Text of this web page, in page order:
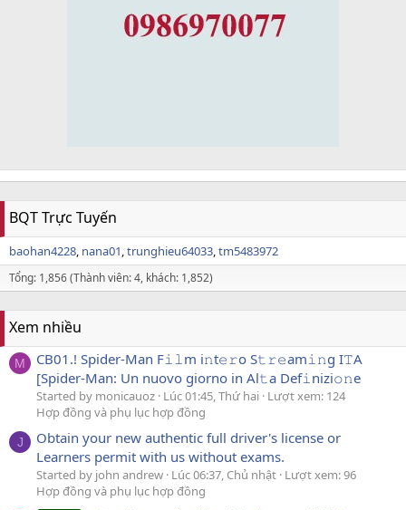
BQT Trực Tuyến
baohan4228 nana01 trunghieu64033 tm5483972
Tổng: 1,856 (Thành viên: 4, khách: 1,852)
Xem nhiều
M
CB01.! Spider-Man F𝚒𝚕m i𝚗t𝚎𝚛o S𝚝𝚛𝚎am𝚒𝚗g I𝚃A
[Spider-Man: Un nuovo giorno in Al𝚝a Def𝚒nizi𝚘𝚗e
Started by monicauoz Lúc 01:45, Thứ hai Lượt xem: 124
Hợp đồng và phụ lục hợp đồng
J
Obtain your new authentic full driver's license or
Learners permit with us without exams.
Started by john andrew Lúc 06:37, Chủ nhật Lượt xem: 96
Hợp đồng và phụ lục hợp đồng